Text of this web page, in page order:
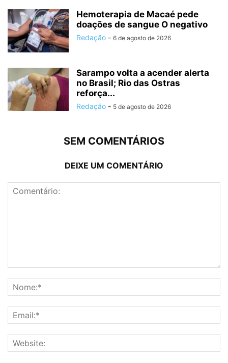
Hemoterapia de Macaé pede
doações de sangue O negativo
Redação - 6 de agosto de 2026
Sarampo volta a acender alerta
no Brasil; Rio das Ostras
reforça...
Redação - 5 de agosto de 2026
SEM COMENTÁRIOS
DEIXE UM COMENTÁRIO